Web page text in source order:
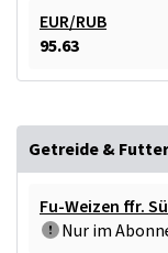
EUR/RUB
95.63
Getreide &
Fu-Weizen ffr.
Nur im